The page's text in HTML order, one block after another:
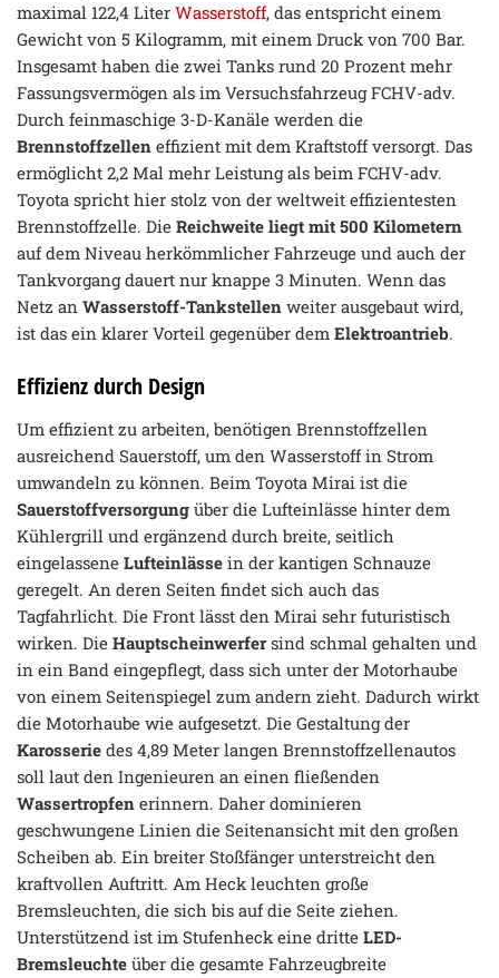
maximal 122,4 Liter Wasserstoff, das entspricht einem
Gewicht von 5 Kilogramm, mit einem Druck von 700 Bar.
Insgesamt haben die zwei Tanks rund 20 Prozent mehr
Fassungsvermögen als im Versuchsfahrzeug FCHV-adv.
Durch feinmaschige 3-D-Kanäle werden die
Brennstoffzellen effizient mit dem Kraftstoff versorgt. Das
ermöglicht 2,2 Mal mehr Leistung als beim FCHV-adv.
Toyota spricht hier stolz von der weltweit effizientesten
Brennstoffzelle. Die Reichweite liegt mit 500 Kilometern
auf dem Niveau herkömmlicher Fahrzeuge und auch der
Tankvorgang dauert nur knappe 3 Minuten. Wenn das
Netz an Wasserstoff-Tankstellen weiter ausgebaut wird,
ist das ein klarer Vorteil gegenüber dem Elektroantrieb.
Effizienz durch Design
Um effizient zu arbeiten, benötigen Brennstoffzellen
ausreichend Sauerstoff, um den Wasserstoff in Strom
umwandeln zu können. Beim Toyota Mirai ist die
Sauerstoffversorgung über die Lufteinlässe hinter dem
Kühlergrill und ergänzend durch breite, seitlich
eingelassene Lufteinlässe in der kantigen Schnauze
geregelt. An deren Seiten findet sich auch das
Tagfahrlicht. Die Front lässt den Mirai sehr futuristisch
wirken. Die Hauptscheinwerfersind schmal gehalten und
in ein Band eingepflegt, dass sich unter der Motorhaube
von einem Seitenspiegel zum andern zieht. Dadurch wirkt
die Motorhaube wie aufgesetzt. Die Gestaltung der
Karosserie des 4,89 Meter langen Brennstoffzellenautos
soll laut den Ingenieuren an einen fließenden
Wassertropfen erinnern. Daher dominieren
geschwungene Linien die Seitenansicht mit den großen
Scheiben ab. Ein breiter Stoßfänger unterstreicht den
kraftvollen Auftritt. Am Heck leuchten große
Bremsleuchten, die sich bis auf die Seite ziehen.
Unterstützend ist im Stufenheck eine dritte LED-
Bremsleuchte über die gesamte Fahrzeugbreite